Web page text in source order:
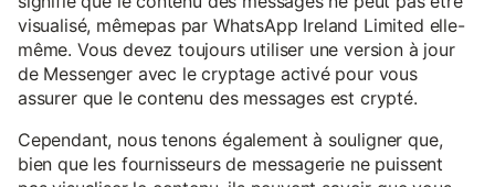
visualisé, mêmepas par WhatsApp Ireland Limited elle-
même. Vous devez toujours utiliser une version à jour
de Messenger avec le cryptage activé pour vous
assurer que le contenu des messages est crypté.
Cependant, nous tenons également à souligner que,
bien que les fournisseurs de messagerie ne puissent